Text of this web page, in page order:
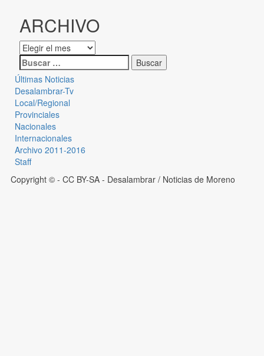
ARCHIVO
Últimas Noticias
Desalambrar-Tv
Local/Regional
Provinciales
Nacionales
Internacionales
Archivo 2011-2016
Staff
Copyright © - CC BY-SA - Desalambrar / Noticias de Moreno